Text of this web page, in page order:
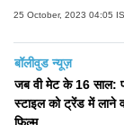
यात्रा की कुछ तस्वीरें
25 October, 2023 04:05
बॉलीवुड न्यूज़
जब वी मेट के 16 साल:
स्टाइल को ट्रेंड में लाने